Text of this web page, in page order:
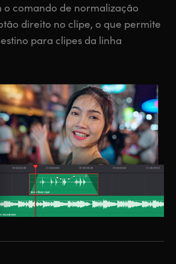
o comando de normalização
direito no clipe, o que permite
para clipes da linha